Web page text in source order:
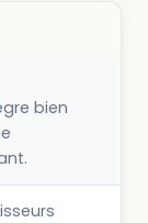
bien